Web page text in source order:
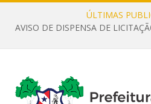
ÚLTIMAS